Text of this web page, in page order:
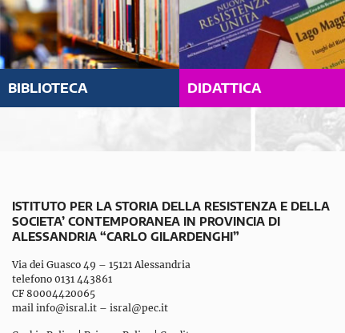
BIBLIOTECA DIDATTICA
ISTITUTO PER LA STORIA DELLA RESISTENZA E DELLA
SOCIETA’ CONTEMPORANEA IN PROVINCIA DI
ALESSANDRIA “CARLO GILARDENGHI”
Via dei Guasco 49 – 15121 Alessandria
telefono 0131 443861
CF 80004420065
mail info@isral.it – isral@pec.it